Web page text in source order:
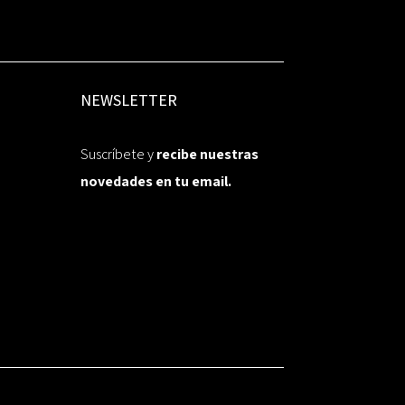
NEWSLETTER
Suscríbete yrecibe nuestras
novedades en tu email.